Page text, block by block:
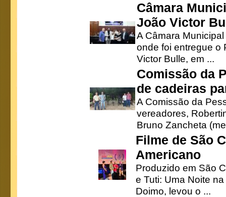
Câmara
João Victor
A Câmara
onde foi entregue o
Victor Bulle, em ...
Comissão da
de cadeiras
A Comissão da
vereadores,
Bruno Zancheta
Filme de São
Americano
Produzido em São
e Tuti: Uma Noite
Doimo, levou o ...